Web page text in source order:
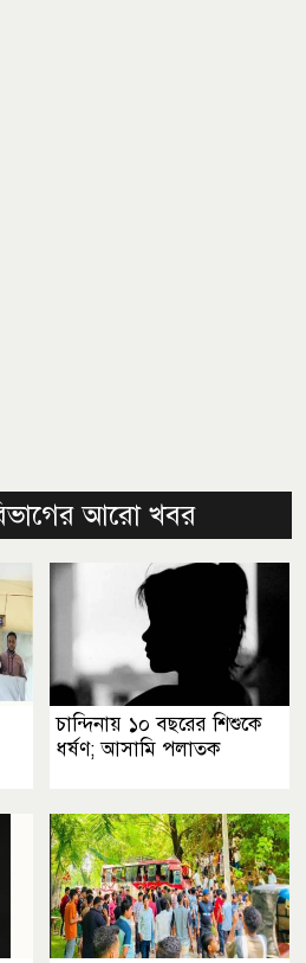
আরো খবর
চান্দিনায় ১০ বছরের শিশুকে
ধর্ষণ; আসামি পলাতক